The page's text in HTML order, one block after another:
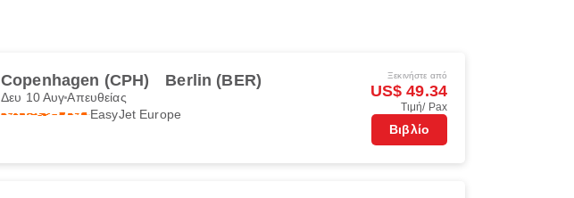
Copenhagen (CPH) Berlin (BER)
Δευ 10 ΑυγΑπευθείας
EasyJet Europe
Ξεκινήστε από
US$ 49.34
Τιμή/ Pax
Βιβλίο